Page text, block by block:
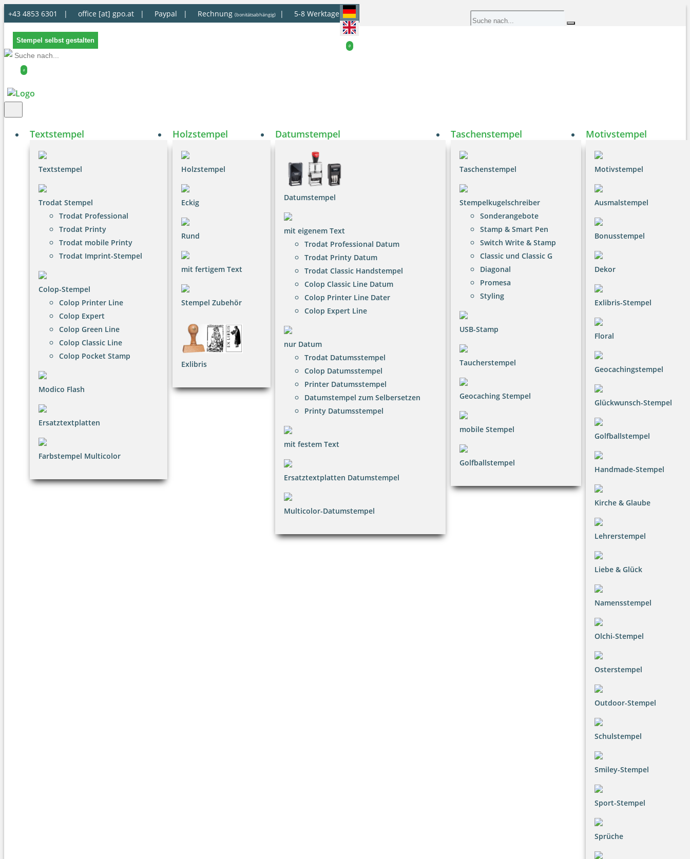
+43 4853 6301 | office [at] gpo.at | Paypal | Rechnung (bonitätsabhängig) | 5-8 Werktage
0
Stempel selbst gestalten
0
Textstempel
Textstempel
Trodat Stempel
Trodat Professional
Trodat Printy
Trodat mobile Printy
Trodat Imprint-Stempel
Colop-Stempel
Colop Printer Line
Colop Expert
Colop Green Line
Colop Classic Line
Colop Pocket Stamp
Modico Flash
Ersatztextplatten
Farbstempel Multicolor
Holzstempel
Holzstempel
Eckig
Rund
mit fertigem Text
Stempel Zubehör
Exlibris
Datumstempel
Datumstempel
mit eigenem Text
Trodat Professional Datum
Trodat Printy Datum
Trodat Classic Handstempel
Colop Classic Line Datum
Colop Printer Line Dater
Colop Expert Line
nur Datum
Trodat Datumsstempel
Colop Datumsstempel
Printer Datumsstempel
Datumstempel zum Selbersetzen
Printy Datumsstempel
mit festem Text
Ersatztextplatten Datumstempel
Multicolor-Datumstempel
Taschenstempel
Taschenstempel
Stempelkugelschreiber
Sonderangebote
Stamp & Smart Pen
Switch Write & Stamp
Classic und Classic G
Diagonal
Promesa
Styling
USB-Stamp
Taucherstempel
Geocaching Stempel
mobile Stempel
Golfballstempel
Motivstempel
Motivstempel
Ausmalstempel
Bonusstempel
Dekor
Exlibris-Stempel
Floral
Geocachingstempel
Glückwunsch-Stempel
Golfballstempel
Handmade-Stempel
Kirche & Glaube
Lehrerstempel
Liebe & Glück
Namensstempel
Olchi-Stempel
Osterstempel
Outdoor-Stempel
Schulstempel
Smiley-Stempel
Sport-Stempel
Sprüche